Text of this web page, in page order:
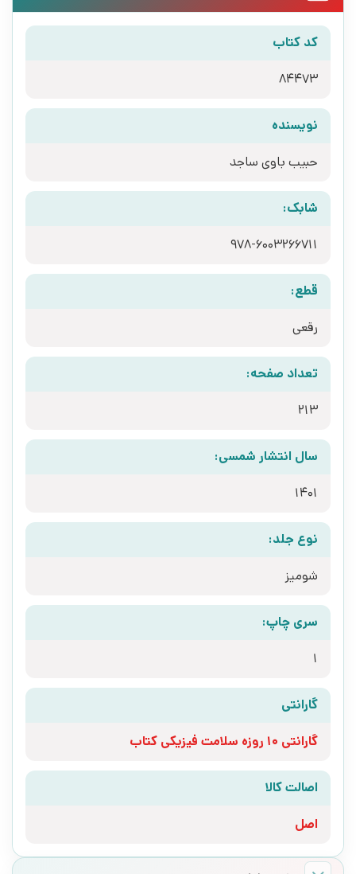
کد کتاب
84473
نویسنده
حبیب باوی ساجد
شابک:
978-6003266711
قطع:
رقعی
تعداد صفحه:
213
سال انتشار شمسی:
1401
نوع جلد:
شومیز
سری چاپ:
1
گارانتی
گارانتی 10 روزه سلامت فیزیکی کتاب
اصالت کالا
اصل